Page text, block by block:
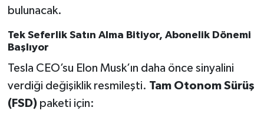
bulunacak.
Tek Seferlik Satın Alma Bitiyor, Abonelik Dönemi
Başlıyor
Tesla CEO’su Elon Musk’ın daha önce sinyalini
verdiği değişiklik resmileşti. Tam Otonom Sürüş
(FSD)paketi için: